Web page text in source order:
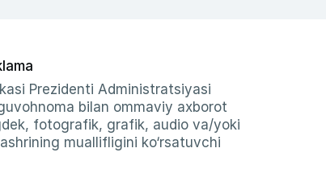
Prezidenti Administratsiyasi
bilan ommaviy axborot
fotografik, grafik, audio va/yoki
muallifligini ko‘rsatuvchi